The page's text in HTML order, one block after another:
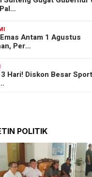
Antam 1 Agustus
Per…
Hari! Diskon Besar
POLITIK